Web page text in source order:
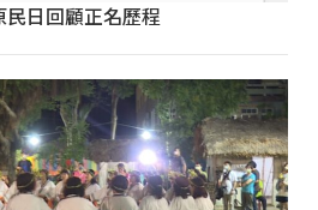
日回顧正名歷程